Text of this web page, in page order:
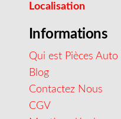
Localisation
Informations
Qui est Pièces
Blog
Contactez Nous
CGV